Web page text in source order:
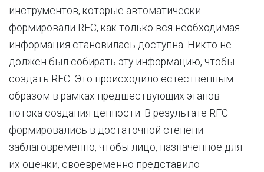
инструментов, которые автоматически
формировали RFC, как только вся необходимая
информация становилась доступна. Никто не
должен был собирать эту информацию, чтобы
создать RFC. Это происходило естественным
образом в рамках предшествующих этапов
потока создания ценности. В результате RFC
формировались в достаточной степени
заблаговременно, чтобы лицо, назначенное для
их оценки, своевременно представило